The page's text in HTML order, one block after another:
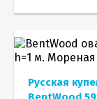
Русская